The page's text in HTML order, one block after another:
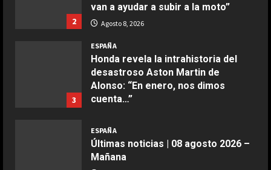
2
van a ayudar a subir a la moto”
Agosto 8, 2026
3
ESPAÑA
Honda revela la intrahistoria del
desastroso Aston Martin de
Alonso: “En enero, nos dimos
cuenta…”
ESPAÑA
Últimas noticias | 08 agosto 2026 –
Mañana
COCINA
Boquerones fritos en freidora de
aire
Aprile 24, 2026
Buñuelos de alcachofas
Aprile 5, 2026